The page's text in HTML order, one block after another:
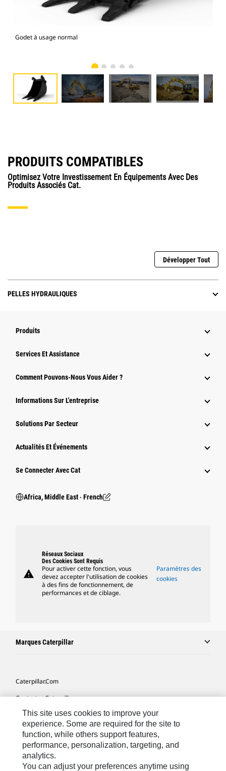
Godet à usage normal
PRODUITS COMPATIBLES
Optimisez Votre Investissement En Équipements Avec Des
Produits Associés Cat.
Développer Tout
PELLES HYDRAULIQUES
Produits
Services Et Assistance
Comment Pouvons-Nous Vous Aider ?
Informations Sur L'entreprise
Solutions Par Secteur
Actualités Et Événements
Se Connecter Avec Cat
Africa, Middle East ‧ French
warning
Réseaux Sociaux
Des Cookies Sont Requis
Pour activer cette fonction, vous
devez accepter l'utilisation de cookies
à des fins de fonctionnement, de
performances et de ciblage.
Paramètres des
cookies
Marques Caterpillar
Caterpillar.com
Contacter Caterpillar
Mes Préférences Marketing
Plan Du Site
Cookie Settings
Mentions Légales
This site uses cookies to improve your
experience. Some are required for the site to
function, while others support features,
performance, personalization, targeting, and
analytics.
You can adjust your preferences anytime using